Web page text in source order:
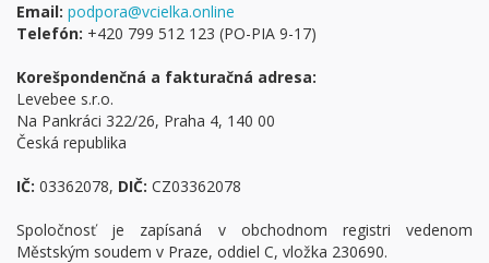
Email: podpora@vcielka.online
Telefón: +420 799 512 123 (PO-PIA 9-17)
Korešpondenčná a fakturačná adresa:
Levebee s.r.o.
Na Pankráci 322/26, Praha 4, 140 00
Česká republika
IČ: 03362078, DIČ: CZ03362078
Spoločnosť je zapísaná v obchodnom registri vedenom
Městským soudem v Praze, oddiel C, vložka 230690.